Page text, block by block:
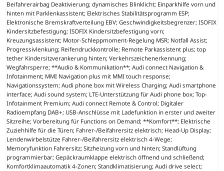
Beifahrerairbag Deaktivierung; dynamisches Blinklicht; Einparkhilfe vorn und
hinten mit Parklenkassistent; Elektrisches Stabilitätsprogramm ESP;
Elektronische Bremskraftverteilung EBV; Geschwindigkeitsbegrenzer; ISOFIX
Kindersitzbefestigung; ISOFIX Kindersitzbefestigung vorn;
Kreuzungsassistent; Motor-Schleppmoment-Regelung MSR; Notfall Assist;
Progressivlenkung; Reifendruckkontrolle; Remote Parkassistent plus; top
tether Kindersitzverankerung hinten; Verkehrszeichenerkennung;
Wegfahrsperre; **Audio & Kommunikation**; Audi connect Navigation &
Infotainment; MMI Navigation plus mit MMI touch response;
Navigationssystem; Audi phone box mit Wireless Charging; Audi smartphone
interface; Audi sound system; LTE-Unterstützung für Audi phone box; Top-
Infotainment Premium; Audi connect Remote & Control; Digitaler
Radioempfang DAB+; USB-Anschlüsse mit Ladefunktion in erster und zweiter
Sitzreihe; Vorbereitung für Functions on Demand; **Komfort**; Elektrische
Zuziehhilfe für die Türen; Fahrer-/Beifahrersitz elektrisch; Head-Up Display;
Lendenwirbelstütze Fahrer-/Beifahrersitz elektrisch 4-Wege;
Memoryfunktion Fahrersitz; Sitzheizung vorn und hinten; Standlüftung
programmierbar; Gepäckraumklappe elektrisch öffnend und schließend;
Komfortklimaautomatik 4-Zonen; Standklimatisierung; Audi drive select;